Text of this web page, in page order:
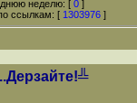
неделю: [ 0]
ссылкам: [ 1303976]